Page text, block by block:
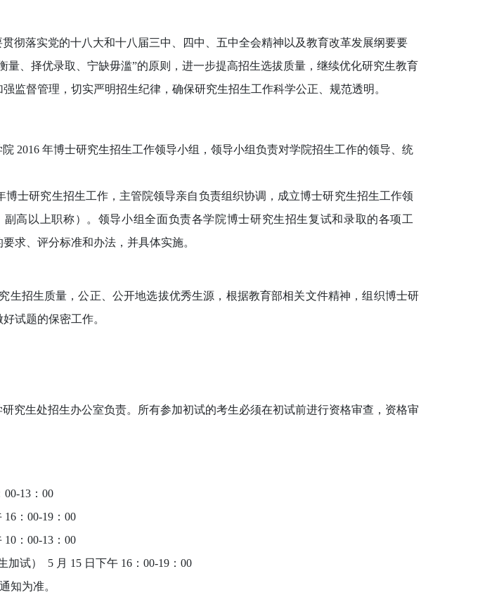
彻落实党的十八大和十八届三中、四中、五中全会精神以及教育改革发展纲要要
量、择优录取、宁缺毋滥”的原则，进一步提高招生选拔质量，继续优化研究生教育
监督管理，切实严明招生纪律，确保研究生招生工作科学公正、规范透明。
院 2016 年博士研究生招生工作领导小组，领导小组负责对学院招生工作的领导、统
博士研究生招生工作，主管院领导亲自负责组织协调，成立博士研究生招生工作领
高以上职称）。领导小组全面负责各学院博士研究生招生复试和录取的各项工
求、评分标准和办法，并具体实施。
生招生质量，公正、公开地选拔优秀生源，根据教育部相关文件精神，组织博士研
好试题的保密工作。
究生处招生办公室负责。所有参加初试的考生必须在初试前进行资格审查，资格审
00-13：00
16：00-19：00
10：00-13：00
加试） 5 月 15 日下午 16：00-19：00
知为准。